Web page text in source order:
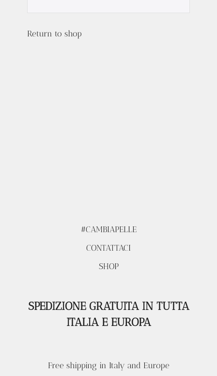
Return to shop
#CAMBIAPELLE
CONTATTACI
SHOP
SPEDIZIONE GRATUITA IN TUTTA
ITALIA E EUROPA
Free shipping in Italy and Europe